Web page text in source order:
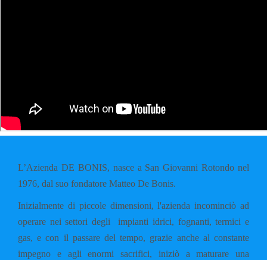
L’Azienda DE BONIS, nasce a San Giovanni Rotondo nel
1976, dal suo fondatore Matteo De Bonis.
Inizialmente di piccole dimensioni, l'azienda incominciò ad
operare nei settori degli impianti idrici, fognanti, termici e
gas, e con il passare del tempo, grazie anche al constante
impegno e agli enormi sacrifici, iniziò a maturare una